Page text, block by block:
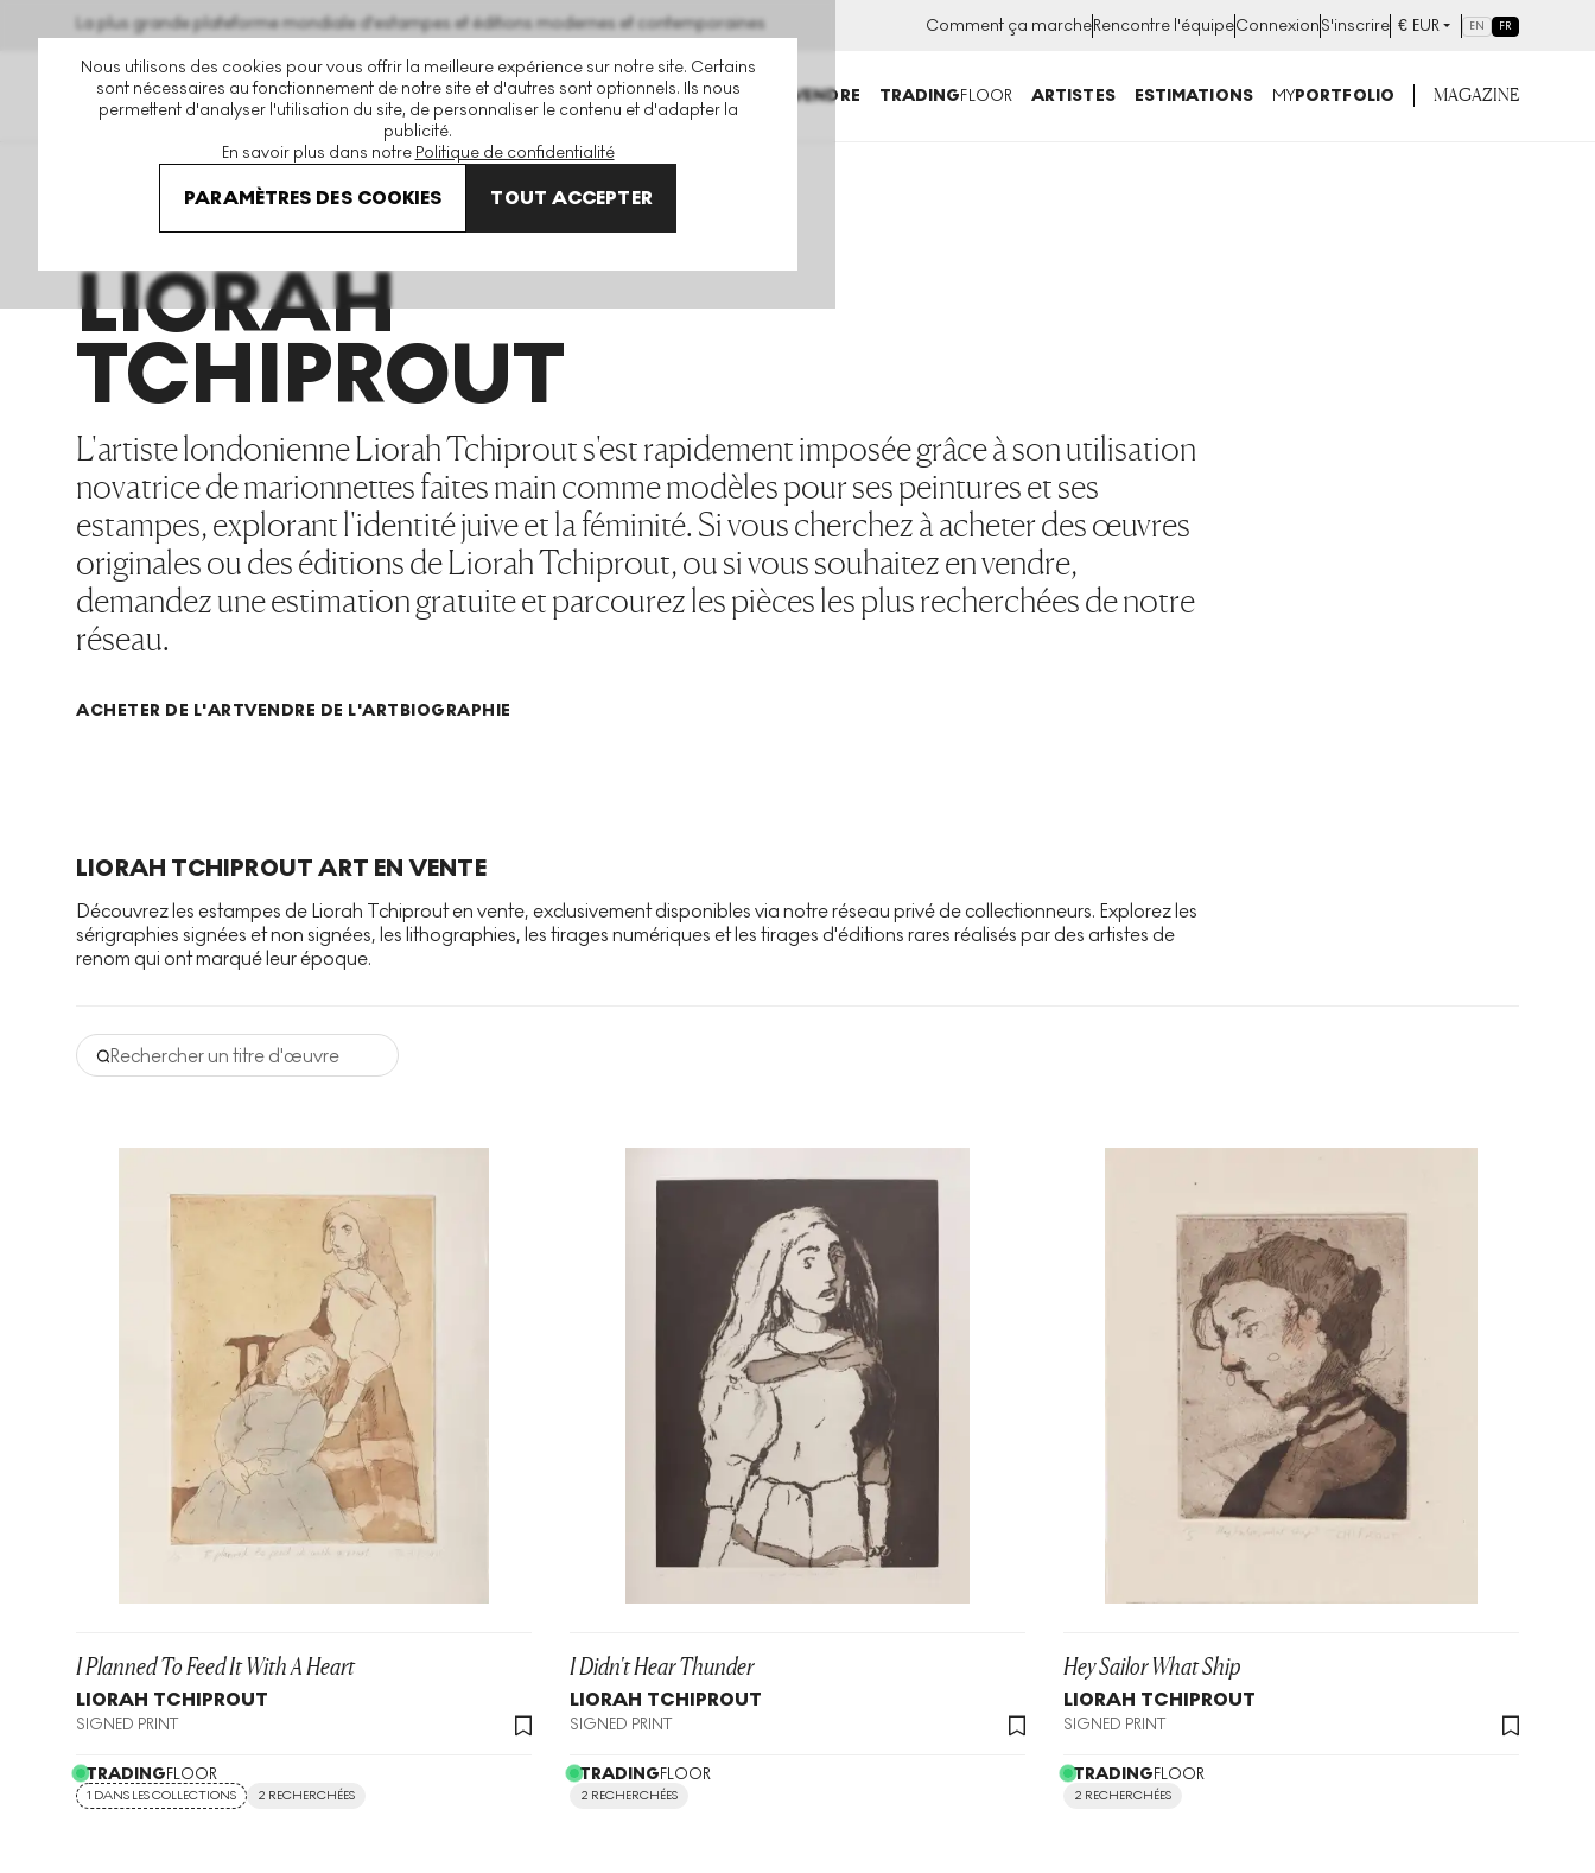
Nous utilisons des cookies pour vous offrir la meilleure expérience sur notre site. Certains
sont nécessaires au fonctionnement de notre site et d'autres sont optionnels. Ils nous
permettent d'analyser l'utilisation du site, de personnaliser le contenu et d'adapter la
publicité.
En savoir plus dans notre Politique de confidentialité
PARAMÈTRES DES COOKIES TOUT ACCEPTER
La plus grande plateforme mondiale d'estampes et éditions modernes et contemporaines Comment ça marcheRencontre l'équipeConnexionS'inscrire € EUR EN FR
ACHETER VENDRE TRADINGFLOOR ARTISTES ESTIMATIONS MYPORTFOLIO MAGAZINE
LIORAH
TCHIPROUT
L'artiste londonienne Liorah Tchiprout s'est rapidement imposée grâce à son utilisation
novatrice de marionnettes faites main comme modèles pour ses peintures et ses
estampes, explorant l'identité juive et la féminité. Si vous cherchez à acheter des œuvres
originales ou des éditions de Liorah Tchiprout, ou si vous souhaitez en vendre,
demandez une estimation gratuite et parcourez les pièces les plus recherchées de notre
réseau.
ACHETER DE L'ARTVENDRE DE L'ARTBIOGRAPHIE
LIORAH TCHIPROUT ART EN VENTE
Découvrez les estampes de Liorah Tchiprout en vente, exclusivement disponibles via notre réseau privé de collectionneurs. Explorez les
sérigraphies signées et non signées, les lithographies, les tirages numériques et les tirages d'éditions rares réalisés par des artistes de
renom qui ont marqué leur époque.
Rechercher un titre d'œuvre
I Planned To Feed It With A Heart
LIORAH TCHIPROUT
SIGNED PRINT
TRADINGFLOOR
1 DANS LES COLLECTIONS 2 RECHERCHÉES
I Didn't Hear Thunder
LIORAH TCHIPROUT
SIGNED PRINT
TRADINGFLOOR
2 RECHERCHÉES
Hey Sailor What Ship
LIORAH TCHIPROUT
SIGNED PRINT
TRADINGFLOOR
2 RECHERCHÉES